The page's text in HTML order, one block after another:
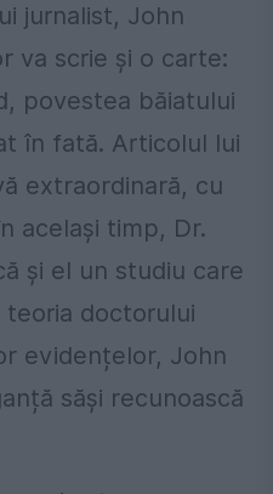
jurnalist, John
va scrie și o carte:
povestea băiatului
în fată. Articolul lui
extraordinară, cu
același timp, Dr.
și el un studiu care
doctorului
evidențelor, John
săși recunoască